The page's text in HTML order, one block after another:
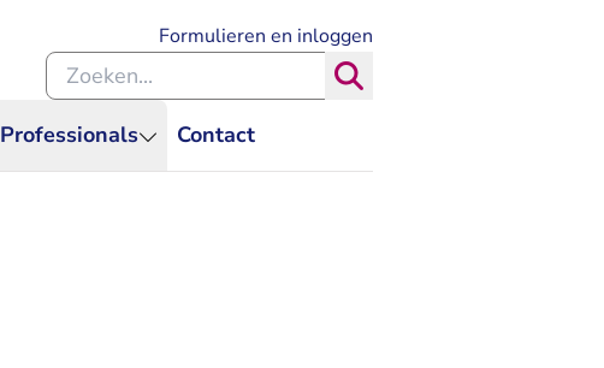
Professionals Contact
Formulieren en inloggen
Zoeken binnen de Rechtspraak